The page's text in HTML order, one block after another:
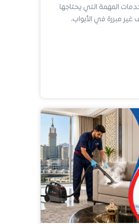
المهمة التي يحتاجها
مبررة في الأبواب،